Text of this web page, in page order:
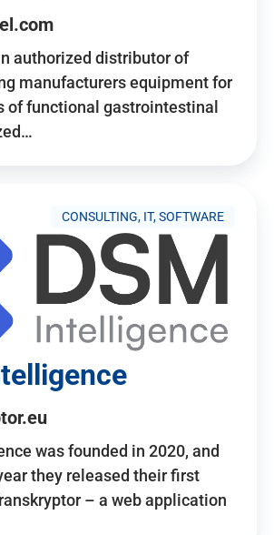
authorized distributor of
manufacturers equipment for
of functional gastrointestinal
CONSULTING, IT, SOFTWARE
was founded in 2020, and
they released their first
– a web application